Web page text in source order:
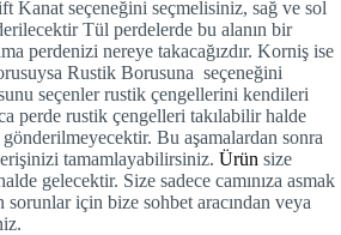
Kanat seçeneğini seçmelisiniz, sağ ve sol
Tül perdelerde bu alanın bir
perdenizi nereye takacağızdır. Korniş ise
Rustik Borusuna seçeneğini
seçenler rustik çengellerini kendileri
perde rustik çengelleri takılabilir halde
Bu aşamalardan sonra
tamamlayabilirsiniz. Ürün size
gelecektir. Size sadece camınıza asmak
sorunlar için bize sohbet aracından veya